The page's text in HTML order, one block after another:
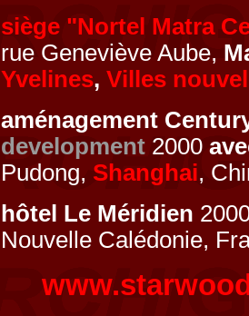
siège "Nortel Matra
rue Geneviève Aube,
Yvelines, Villes
aménagement
development 2000
Pudong, Shanghai,
hôtel Le Méridien
Nouvelle Calédonie,